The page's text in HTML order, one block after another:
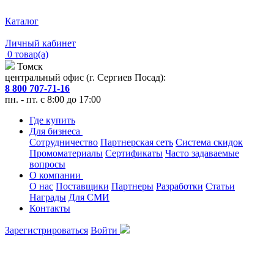
Каталог
Личный кабинет
0 товар(а)
Томск
центральный офис (г. Сергиев Посад):
8 800 707-71-16
пн. - пт. с 8:00 до 17:00
Где купить
Для бизнеса
Сотрудничество Партнерская сеть Система скидок
Промоматериалы Сертификаты Часто задаваемые
вопросы
О компании
О нас Поставщики Партнеры Разработки Статьи
Награды Для СМИ
Контакты
Зарегистрироваться Войти